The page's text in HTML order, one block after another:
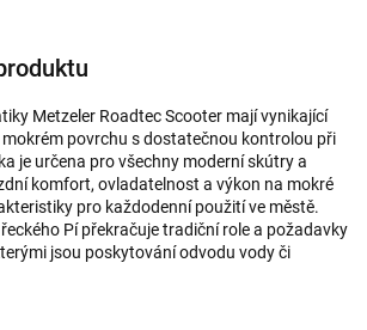
Metzeler Roadtec Scooter mají vynikající
povrchu s dostatečnou kontrolou při
je určena pro všechny moderní skútry a
komfort, ovladatelnost a výkon na mokré
pro každodenní použití ve městě.
Pí překračuje tradiční role a požadavky
jsou poskytování odvodu vody či